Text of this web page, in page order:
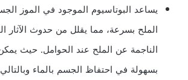
يساعد البوتاسيوم الموجود في الموز
الملح بسرعة، مما يقلل من حدوث الآثار
الناجمة عن الملح عند الحوامل. حيث
بسهولة في احتفاظ الجسم بالماء